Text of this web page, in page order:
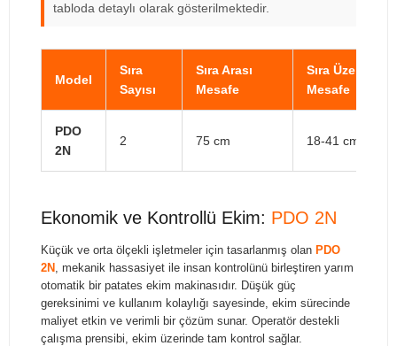
tabloda detaylı olarak gösterilmektedir.
Model
Sıra
Sayısı
Sıra Arası
Mesafe
Sıra Üzeri
Mesafe
PDO
2N
2 75 cm 18-41 cm
Ekonomik ve Kontrollü Ekim: PDO 2N
Küçük ve orta ölçekli işletmeler için tasarlanmış olan PDO
2N , mekanik hassasiyet ile insan kontrolünü birleştiren yarım
otomatik bir patates ekim makinasıdır. Düşük güç
gereksinimi ve kullanım kolaylığı sayesinde, ekim sürecinde
maliyet etkin ve verimli bir çözüm sunar. Operatör destekli
çalışma prensibi, ekim üzerinde tam kontrol sağlar.